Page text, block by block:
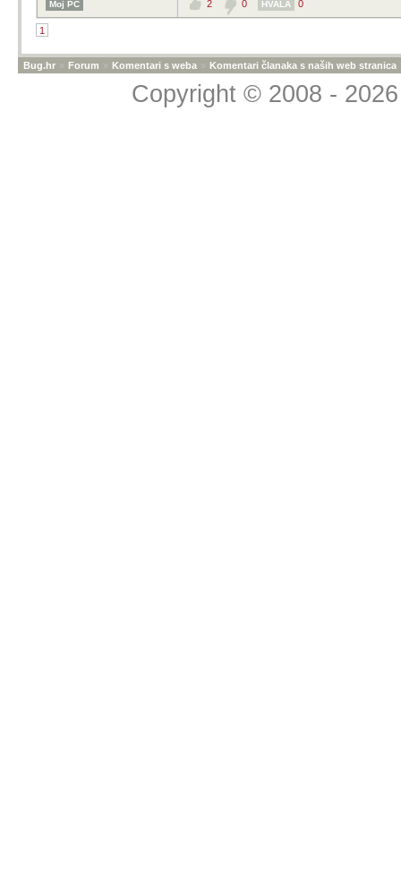
Moj PC 2 0 HVALA 0
1
Bug.hr » Forum » Komentari s weba » Komentari članaka s naših web stranica
Copyright © 2008 -